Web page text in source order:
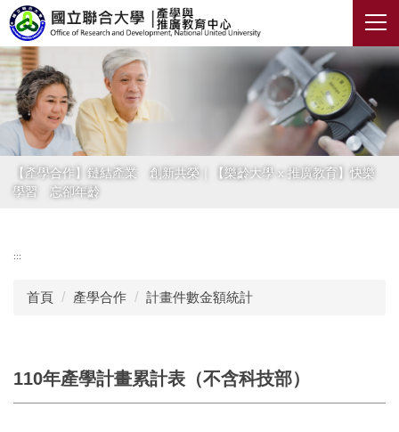
跳
到
主
要
內
容
區
【產學合作】鏈結產業 創新共榮｜【樂齡大學 x 推廣教育】快樂
學習 忘卻年齡
:::
首頁 產學合作 計畫件數金額統計
110年產學計畫累計表（不含科技部）